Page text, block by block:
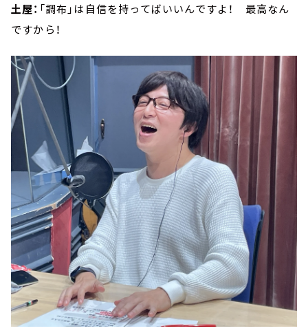
土屋： 「調布」は自信を持ってばいいんですよ！ 最高なん
ですから！